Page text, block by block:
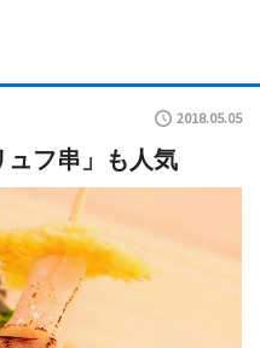
2018.05.05
ュフ串」も人気